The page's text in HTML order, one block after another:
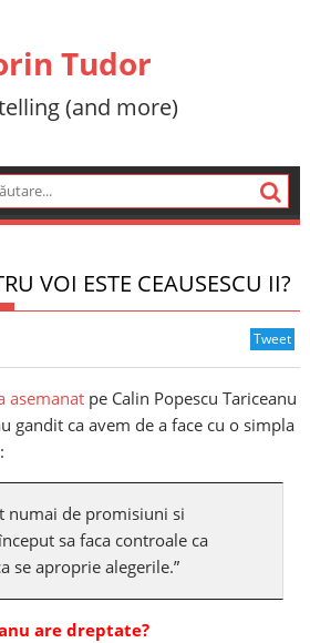
Tudor
(and more)
VOI ESTE CEAUSESCU II?
Tweet
asemanat pe Calin Popescu Tariceanu
gandit ca avem de a face cu o simpla
numai de promisiuni si
sa faca controale ca
se aproprie alegerile.”
are dreptate?